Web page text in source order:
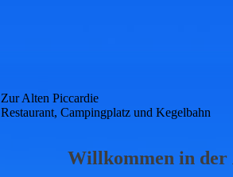
Zur Alten Piccardie
Restaurant, Campingplatz und Kegelbahn
Willkommen in der